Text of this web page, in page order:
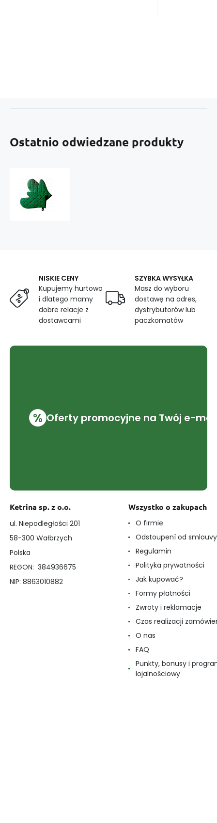
Ostatnio odwiedzane produkty
NISKIE CENY
Kupujemy hurtowo
i dlatego mamy
dobre relacje z
dostawcami
SZYBKA WYSYŁKA
Masz do wyboru
dostawę na adres,
dystrybutorów lub
paczkomatów
% Oferty promocyjne na Twój e-mail
Ketrina sp. z o.o.
ul. Niepodległości 201
58-300 Wałbrzych
Polska
REGON: 384936675
NIP: 8863010882
Wszystko o zakupach
O firmie
Odstoupení od smlouvy
Regulamin
Polityka prywatności
Jak kupować?
Formy płatności
Zwroty i reklamacje
Czas realizacji
O nas
FAQ
Punkty, bonusy i
lojalnościowy